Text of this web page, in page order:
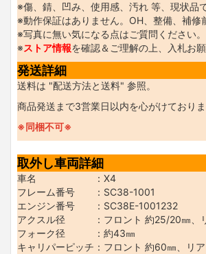
※傷、錆、凹み、使用感、汚れ 等、現状品で
※動作保証はありません。OH、整備、補修
※写真に無い気になる点はご質問ください。
※ストア情報を確認＆ご理解の上、入札お願
発送詳細
送料は "配送方法と送料" 参照。
商品発送まで3営業日以内を心がけておりま
※同梱不可※
取外し車両詳細
車名 ：X4
フレーム番号 ：SC38-1001
エンジン番号 ：SC38E-1001232
アクスル径 ：フロント 約25/20㎜、
フォーク径 ：約43㎜
キャリパーピッチ：フロント 約60㎜、リ